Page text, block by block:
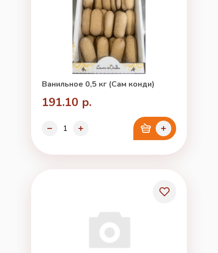
Ванильное 0,5 кг (Сам конди)
191.10 р.